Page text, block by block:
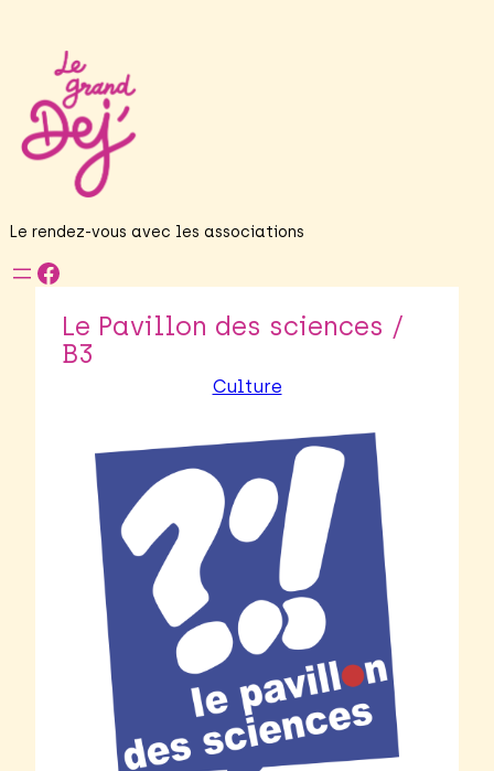
Le rendez-vous avec les associations
Facebook
Le Pavillon des sciences /
B3
Culture